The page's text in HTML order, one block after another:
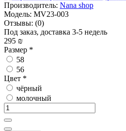
Производитель: Nana shop
Модель: MV23-003
Отзывы: (0)
Под заказ, доставка 3-5 недель
295 ₪
Размер *
58
56
Цвет *
чёрный
молочный